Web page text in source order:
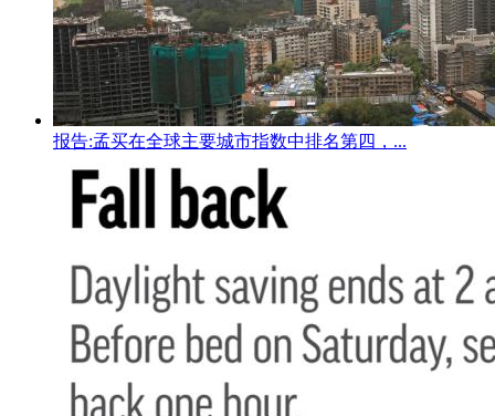
报告:孟买在全球主要城市指数中排名第四，...